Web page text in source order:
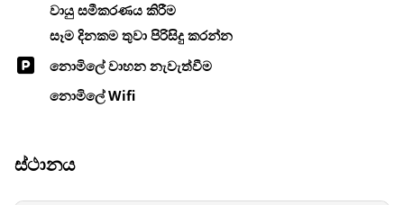
වායු සමීකරණය කිරීම
සෑම දිනකම තුවා පිරිසිදු කරන්න
නොමිලේ වාහන නැවැත්වීම
නොමිලේ Wifi
ස්ථානය